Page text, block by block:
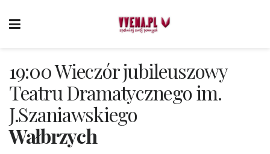
19:00 Wieczór jubileuszowy
Teatru Dramatycznego im.
J.Szaniawskiego
Wałbrzych